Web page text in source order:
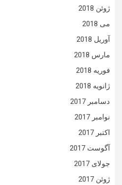
ژوئن 2018
می 2018
آوریل 2018
مارس 2018
فوریه 2018
ژانویه 2018
دسامبر 2017
نوامبر 2017
اکتبر 2017
آگوست 2017
جولای 2017
ژوئن 2017